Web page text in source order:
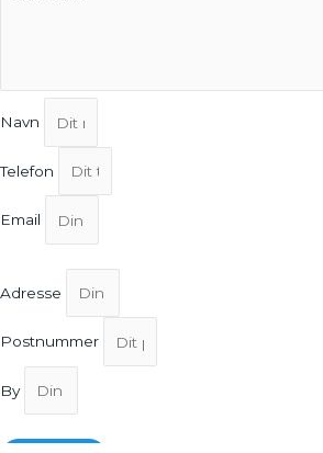
Navn
Telefon
Email
Adresse
Postnummer
By